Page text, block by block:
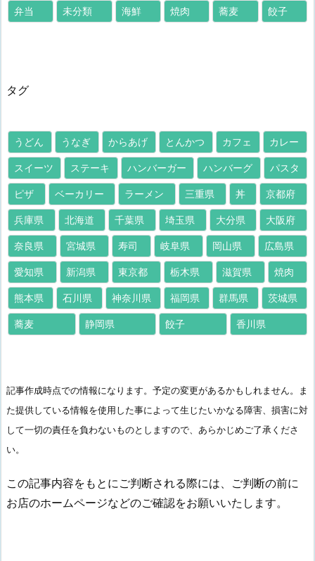
弁当 未分類 海鮮 焼肉 蕎麦 餃子
タグ
うどん うなぎ からあげ とんかつ カフェ カレー
スイーツ ステーキ ハンバーガー ハンバーグ パスタ
ピザ ベーカリー ラーメン 三重県 丼 京都府
兵庫県 北海道 千葉県 埼玉県 大分県 大阪府
奈良県 宮城県 寿司 岐阜県 岡山県 広島県
愛知県 新潟県 東京都 栃木県 滋賀県 焼肉
熊本県 石川県 神奈川県 福岡県 群馬県 茨城県
蕎麦 静岡県 餃子 香川県
記事作成時点での情報になります。予定の変更があるかもしれません。ま
た提供している情報を使用した事によって生じたいかなる障害、損害に対
して一切の責任を負わないものとしますので、あらかじめご了承くださ
い。
この記事内容をもとにご判断される際には、ご判断の前に
お店のホームページなどのご確認をお願いいたします。